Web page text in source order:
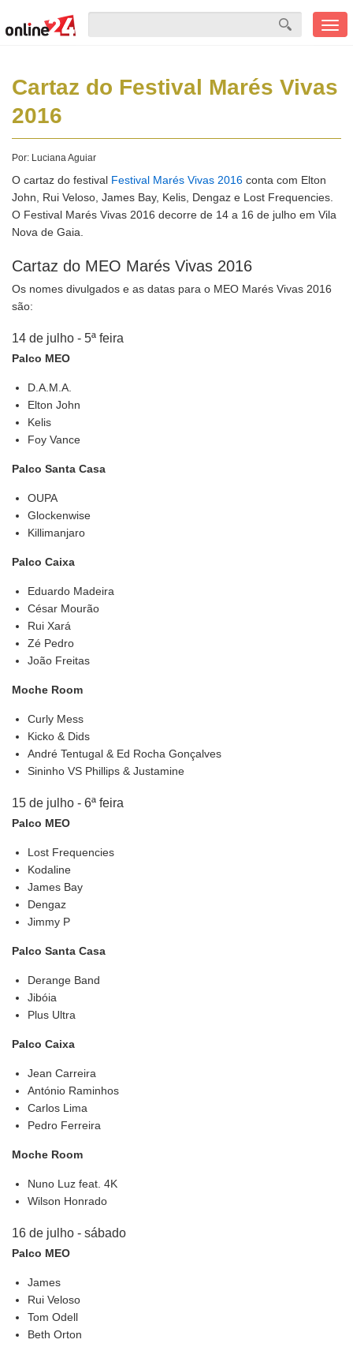
Cartaz do Festival Marés Vivas
2016
Por: Luciana Aguiar
O cartaz do festival Festival Marés Vivas 2016 conta com Elton
John, Rui Veloso, James Bay, Kelis, Dengaz e Lost Frequencies.
O Festival Marés Vivas 2016 decorre de 14 a 16 de julho em Vila
Nova de Gaia.
Cartaz do MEO Marés Vivas 2016
Os nomes divulgados e as datas para o MEO Marés Vivas 2016
são:
14 de julho - 5ª feira
Palco MEO
D.A.M.A.
Elton John
Kelis
Foy Vance
Palco Santa Casa
OUPA
Glockenwise
Killimanjaro
Palco Caixa
Eduardo Madeira
César Mourão
Rui Xará
Zé Pedro
João Freitas
Moche Room
Curly Mess
Kicko & Dids
André Tentugal & Ed Rocha Gonçalves
Sininho VS Phillips & Justamine
15 de julho - 6ª feira
Palco MEO
Lost Frequencies
Kodaline
James Bay
Dengaz
Jimmy P
Palco Santa Casa
Derange Band
Jibóia
Plus Ultra
Palco Caixa
Jean Carreira
António Raminhos
Carlos Lima
Pedro Ferreira
Moche Room
Nuno Luz feat. 4K
Wilson Honrado
16 de julho - sábado
Palco MEO
James
Rui Veloso
Tom Odell
Beth Orton